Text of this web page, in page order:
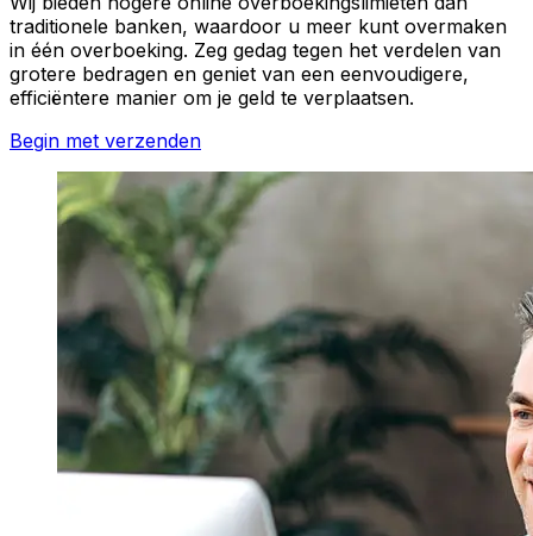
traditionele banken, waardoor u meer kunt overmaken
in één overboeking. Zeg gedag tegen het verdelen van
grotere bedragen en geniet van een eenvoudigere,
efficiëntere manier om je geld te verplaatsen.
Begin met verzenden